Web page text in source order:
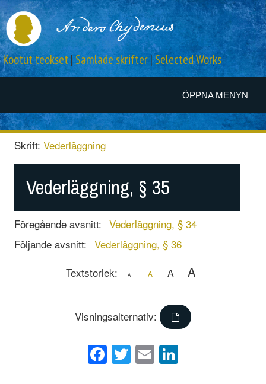
ÖPPNA MENYN
Kootut teokset|Samlade skrifter|Selected Works
Skrift: Vederläggning
Vederläggning, § 35
Föregående avsnitt: Vederläggning, § 34
Följande avsnitt: Vederläggning, § 36
Textstorlek:
A A A A
Visningsalternativ:
Facebook
Twitter
Email